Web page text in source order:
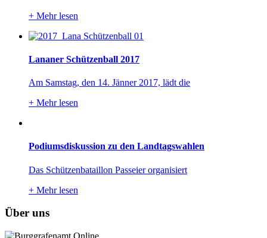
+ Mehr lesen
Lananer Schützenball 2017
Am Samstag, den 14. Jänner 2017, lädt die
+ Mehr lesen
Podiumsdiskussion zu den Landtagswahlen
Das Schützenbataillon Passeier organisiert
+ Mehr lesen
Über uns